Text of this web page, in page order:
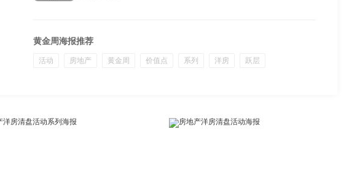
黄金周海报推荐
活动 房地产 黄金周 价值点 系列 洋房 跃层